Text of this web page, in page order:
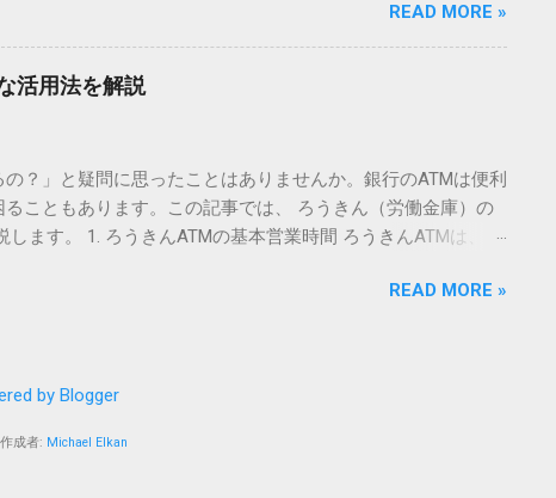
「Unicode（例：20BB7）」を把握する。 入力モードを「半
キーボードの**[Alt]キーを押しながら[X]キー**を押す。 入
す。 注記： この方法は、特にMicrosoft Wordで非常に強力
これらを活用するだけで、再配達のストレスは驚くほど軽く
受け取り術と、連携による具体的なメリットを徹底解説しま
は？ まず押さえておきたいのが、佐川急便の個人向け無料
状況をリアルタイムで管理するための基盤となるサービスで
したが、現在はLINEやアプリと紐付けることで、その利便
ます。 LINE連携で「不在連絡票」とおさらばできる理由 日
」を佐川急便と連携させると、荷物の受け取り体験が一変
載されたQRコードを読み取る手間すら、過去のものになり
希望の日時や場所を指定して再配達を依頼できます。 2. 24
急な予定が入ってしまった場合、届く前に受取時間を変更で
READ MORE »
活用法を解説
？」と疑問に思ったことはありませんか。銀行のATMは便利
こともあります。この記事では、 ろうきん（労働金庫）の
ます。 1. ろうきんATMの基本営業時間 ろうきんATMは、利
は、銀行窓口と同じ営業時間で利用でき、 窓口での対応も
点に注意が必要です。 平日8:45〜18:00：手数料無料または
が発生 深夜（21:00〜翌7:00）：提携ATMは利用できない場
す。 3. ろうきんATMの便利な活用法 3-1. 入出金のスケジュ
READ MORE »
by Blogger
成者: Michael Elkan